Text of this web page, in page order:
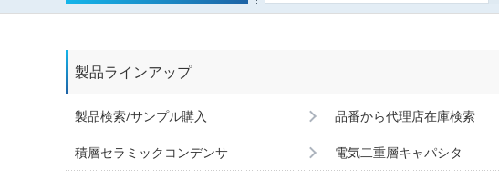
製品ラインアップ
製品検索/サンプル購入 品番から代理店在庫検索
積層セラミックコンデンサ 電気二重層キャパシタ